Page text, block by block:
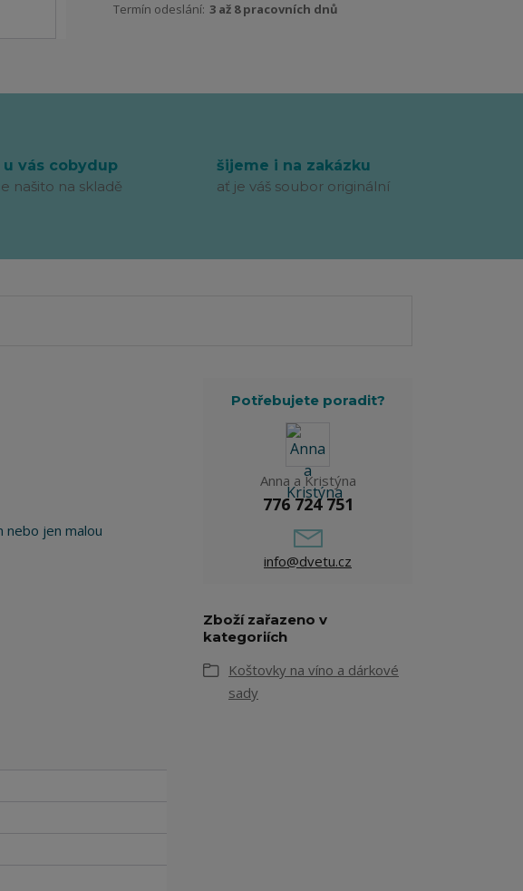
Termín odeslání: 3 až 8 pracovních dnů
vás cobydup
našito na skladě
šijeme i na zakázku
ať je váš soubor originální
nebo jen malou
Potřebujete poradit?
Anna a Kristýna
776 724 751
info@dvetu.cz
Zboží zařazeno v
kategoriích
Koštovky na víno a dárkové
sady